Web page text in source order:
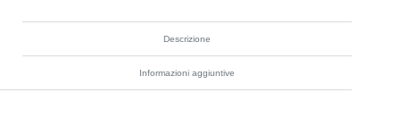
Descrizione
Informazioni aggiuntive